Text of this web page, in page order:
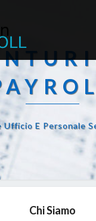
Ufficio E Personale
Chi Siamo